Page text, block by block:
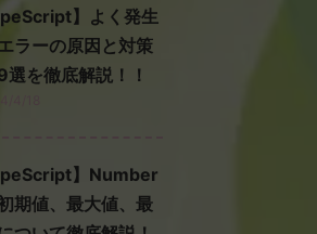
】よく発生
ラーの原因と対策
選を徹底解説！！
】Number
期値、最大値、最